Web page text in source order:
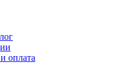
оплата